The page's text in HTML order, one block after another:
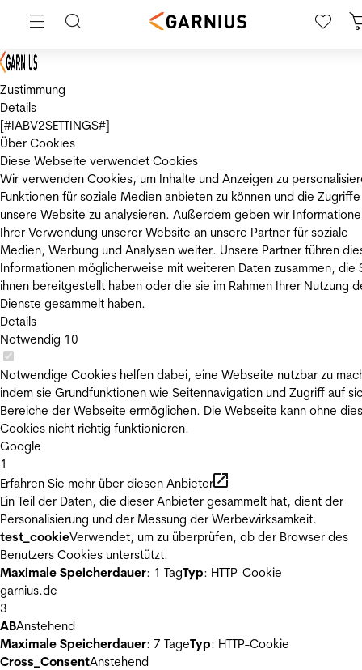
Zustimmung
Details
[#IABV2SETTINGS#]
Über Cookies
Diese Webseite verwendet Cookies
Wir verwenden Cookies, um Inhalte und Anzeigen zu
Funktionen für soziale Medien anbieten zu können und die
unsere Website zu analysieren. Außerdem geben wir
Ihrer Verwendung unserer Website an unsere Partner für soziale
Medien, Werbung und Analysen weiter. Unsere Partner führen
Informationen möglicherweise mit weiteren Daten zusammen, die
ihnen bereitgestellt haben oder die sie im Rahmen Ihrer Nutzung
Dienste gesammelt haben.
Details
Notwendig 10
Notwendige Cookies helfen dabei, eine Webseite nutzbar zu
indem sie Grundfunktionen wie Seitennavigation und Zugriff auf
Bereiche der Webseite ermöglichen. Die Webseite kann ohne
Cookies nicht richtig funktionieren.
Google
1
Erfahren Sie mehr über diesen Anbieter
Ein Teil der Daten, die dieser Anbieter gesammelt hat, dient der
Personalisierung und der Messung der Werbewirksamkeit.
test_cookieVerwendet, um zu überprüfen, ob der Browser des
Benutzers Cookies unterstützt.
Maximale Speicherdauer: 1 TagTyp: HTTP-Cookie
garnius.de
3
ABAnstehend
Maximale Speicherdauer: 7 TageTyp: HTTP-Cookie
Cross_ConsentAnstehend